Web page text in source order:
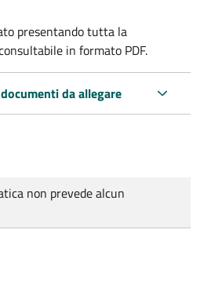
presentando tutta la
in formato PDF.
da allegare
non prevede alcun